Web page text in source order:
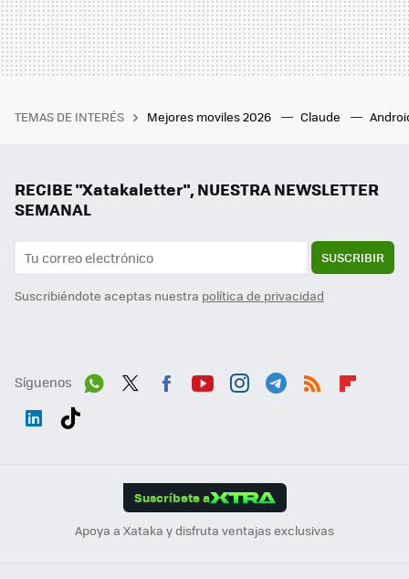
TEMAS DE INTERÉS Mejores moviles 2026 Claude
RECIBE "Xatakaletter", NUESTRA NEWSLETTER
SEMANAL
SUSCRIBIR
Suscribiéndote aceptas nuestra política de privacidad
Síguenos
Suscríbete a
Apoya a Xataka y disfruta ventajas exclusivas